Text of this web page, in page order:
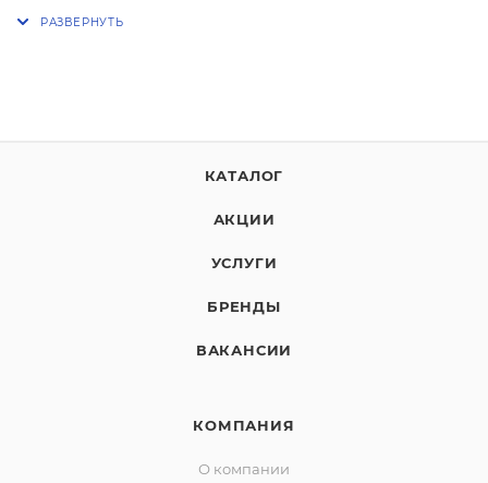
КАТАЛОГ
АКЦИИ
УСЛУГИ
БРЕНДЫ
ВАКАНСИИ
КОМПАНИЯ
О компании